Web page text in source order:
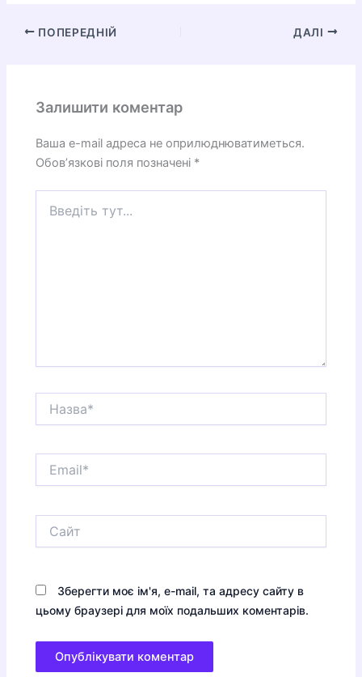
ПОПЕРЕДНІЙ ДАЛІ
Залишити коментар
Ваша e-mail адреса не оприлюднюватиметься.
Обов’язкові поля позначені *
тут...
Зберегти моє ім'я, e-mail, та адресу сайту в
цьому браузері для моїх подальших коментарів.